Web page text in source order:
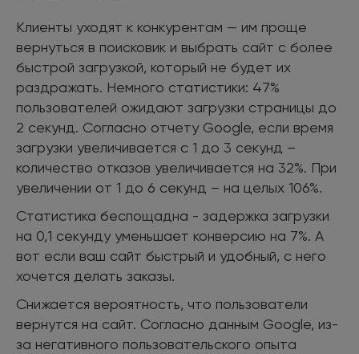
Клиенты уходят к конкурентам — им проще
вернуться в поисковик и выбрать сайт с более
быстрой загрузкой, который не будет их
раздражать. Немного статистики: 47%
пользователей ожидают загрузки страницы до
2 секунд. Согласно отчету Google, если время
загрузки увеличивается с 1 до 3 секунд –
количество отказов увеличивается на 32%. При
увеличении от 1 до 6 секунд – на целых 106%.
Статистика беспощадна - задержка загрузки
на 0,1 секунду уменьшает конверсию на 7%. А
вот если ваш сайт быстрый и удобный, с него
хочется делать заказы.
Снижается вероятность, что пользователи
вернутся на сайт. Согласно данным Google, из-
за негативного пользовательского опыта